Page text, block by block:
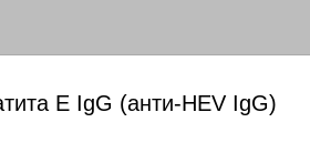
Е IgG (анти-HEV IgG)